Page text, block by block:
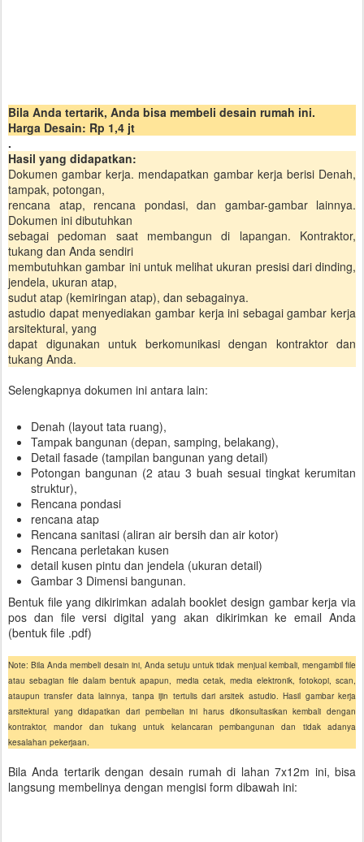
Bila Anda tertarik, Anda bisa membeli desain rumah ini.
Harga Desain: Rp 1,4 jt
.
Hasil yang didapatkan:
Dokumen gambar kerja. mendapatkan gambar kerja berisi Denah,
tampak, potongan,
rencana atap, rencana pondasi, dan gambar-gambar lainnya.
Dokumen ini dibutuhkan
sebagai pedoman saat membangun di lapangan. Kontraktor,
tukang dan Anda sendiri
membutuhkan gambar ini untuk melihat ukuran presisi dari dinding,
jendela, ukuran atap,
sudut atap (kemiringan atap), dan sebagainya.
astudio dapat menyediakan gambar kerja ini sebagai gambar kerja
arsitektural, yang
dapat digunakan untuk berkomunikasi dengan kontraktor dan
tukang Anda.
Selengkapnya dokumen ini antara lain:
Denah (layout tata ruang),
Tampak bangunan (depan, samping, belakang),
Detail fasade (tampilan bangunan yang detail)
Potongan bangunan (2 atau 3 buah sesuai tingkat kerumitan
struktur),
Rencana pondasi
rencana atap
Rencana sanitasi (aliran air bersih dan air kotor)
Rencana perletakan kusen
detail kusen pintu dan jendela (ukuran detail)
Gambar 3 Dimensi bangunan.
Bentuk file yang dikirimkan adalah booklet design gambar kerja via
pos dan file versi digital yang akan dikirimkan ke email Anda
(bentuk file .pdf)
Note: Bila Anda membeli desain ini, Anda setuju untuk tidak menjual kembali, mengambil file
atau sebagian file dalam bentuk apapun, media cetak, media elektronik, fotokopi, scan,
ataupun transfer data lainnya, tanpa ijin tertulis dari arsitek astudio. Hasil gambar kerja
arsitektural yang didapatkan dari pembelian ini harus dikonsultasikan kembali dengan
kontraktor, mandor dan tukang untuk kelancaran pembangunan dan tidak adanya
kesalahan pekerjaan.
Bila Anda tertarik dengan desain rumah di lahan 7x12m ini, bisa
langsung membelinya dengan mengisi form dibawah ini: